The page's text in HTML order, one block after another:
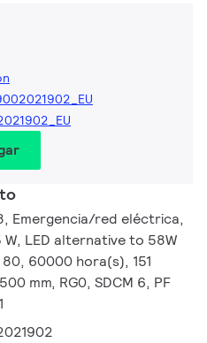
Emergencia/red eléctrica,
LED alternative to 58W
60000 hora(s), 151
mm, RG0, SDCM 6, PF